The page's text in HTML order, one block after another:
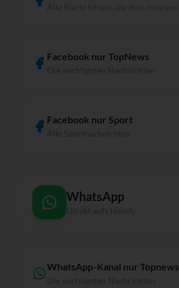
Facebook nur TopNews
Facebook nur Sport
WhatsApp
WhatsApp-Kanal nur Topnews